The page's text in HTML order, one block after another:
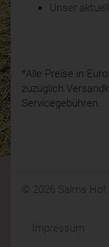
Unser
*Alle Preise in
zuzüglich
Servicegebühren.
© 2026 Salms
Impressum